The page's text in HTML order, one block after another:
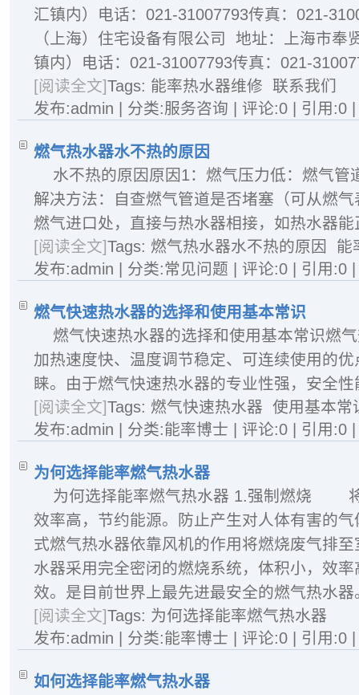
汇镇内）电话：021-31007793传真：021-
（上海）住宅设备有限公司 地址：上海市奉
镇内）电话：021-31007793传真：021-
[阅读全文]Tags: 能率热水器维修
联系我们
发布:admin | 分类:服务咨询 | 评论:0 | 引用:0
燃气热水器水不热的原因
水不热的原因原因1：燃气压力低：燃气管
解决方法：自查燃气管道是否堵塞（可从燃
燃气进口处，直接与热水器相接，如热水器
[阅读全文]Tags: 燃气热水器水不热的原因
能
发布:admin | 分类:常见问题 | 评论:0 | 引用:0
燃气快速热水器的选择和使用基本常识
燃气快速热水器的选择和使用基本常识燃
加热速度快、温度调节稳定、可连续使用的
睐。由于燃气快速热水器的专业性强，安全
[阅读全文]Tags: 燃气快速热水器 使用基本常
发布:admin | 分类:能率博士 | 评论:0 | 引用:0
为何选择能率燃气热水器
为何选择能率燃气热水器 1.强制燃烧
效率高，节约能源。防止产生对人体有害
式燃气热水器依靠风机的作用将燃烧废气排
水器采用完全密闭的燃烧系统，体积小，效
效。是目前世界上最先进最安全的燃气热水器
[阅读全文]Tags: 为何选择能率燃气热水器
发布:admin | 分类:能率博士 | 评论:0 | 引用:0
如何选择能率燃气热水器